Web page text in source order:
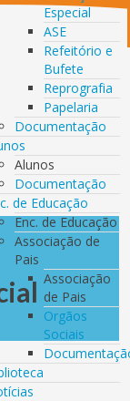
Especial
ASE
Refeitório e
Bufete
Reprografia
Papelaria
Documentação
Alunos
Documentação
de Educação
Enc. de Educação
Associação de
Pais
Associação
de Pais
Orgãos
Sociais